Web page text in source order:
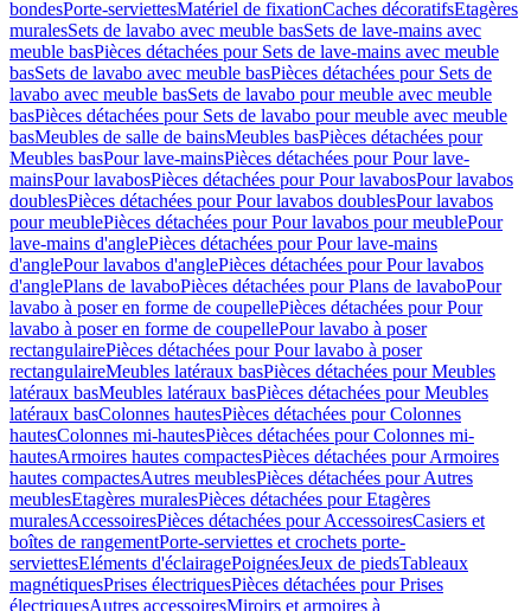
bondesPorte-serviettesMatériel de fixationCaches décoratifsEtagères
muralesSets de lavabo avec meuble basSets de lave-mains avec
meuble basPièces détachées pour Sets de lave-mains avec meuble
basSets de lavabo avec meuble basPièces détachées pour Sets de
lavabo avec meuble basSets de lavabo pour meuble avec meuble
basPièces détachées pour Sets de lavabo pour meuble avec meuble
basMeubles de salle de bainsMeubles basPièces détachées pour
Meubles basPour lave-mainsPièces détachées pour Pour lave-
mainsPour lavabosPièces détachées pour Pour lavabosPour lavabos
doublesPièces détachées pour Pour lavabos doublesPour lavabos
pour meublePièces détachées pour Pour lavabos pour meublePour
lave-mains d'anglePièces détachées pour Pour lave-mains
d'anglePour lavabos d'anglePièces détachées pour Pour lavabos
d'anglePlans de lavaboPièces détachées pour Plans de lavaboPour
lavabo à poser en forme de coupellePièces détachées pour Pour
lavabo à poser en forme de coupellePour lavabo à poser
rectangulairePièces détachées pour Pour lavabo à poser
rectangulaireMeubles latéraux basPièces détachées pour Meubles
latéraux basMeubles latéraux basPièces détachées pour Meubles
latéraux basColonnes hautesPièces détachées pour Colonnes
hautesColonnes mi-hautesPièces détachées pour Colonnes mi-
hautesArmoires hautes compactesPièces détachées pour Armoires
hautes compactesAutres meublesPièces détachées pour Autres
meublesEtagères muralesPièces détachées pour Etagères
muralesAccessoiresPièces détachées pour AccessoiresCasiers et
boîtes de rangementPorte-serviettes et crochets porte-
serviettesEléments d'éclairagePoignéesJeux de piedsTableaux
magnétiquesPrises électriquesPièces détachées pour Prises
électriquesAutres accessoiresMiroirs et armoires à